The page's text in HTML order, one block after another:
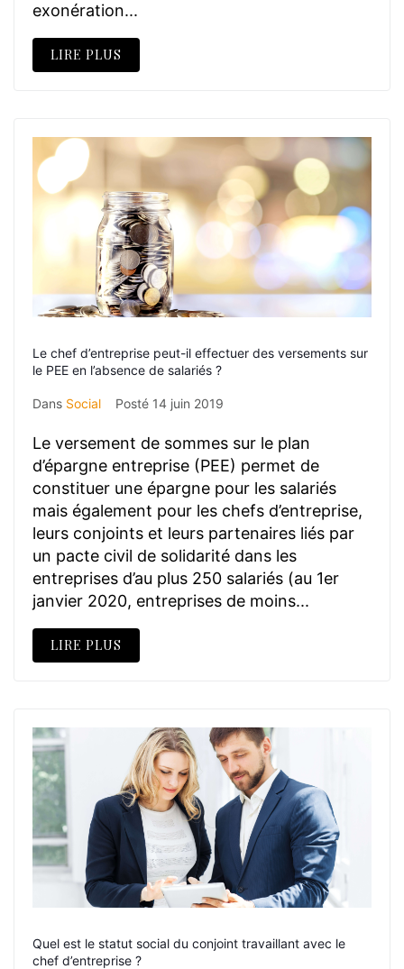
exonération...
LIRE PLUS
Le chef d’entreprise peut-il effectuer des versements sur
le PEE en l’absence de salariés ?
Dans Social Posté 14 juin 2019
Le versement de sommes sur le plan
d’épargne entreprise (PEE) permet de
constituer une épargne pour les salariés
mais également pour les chefs d’entreprise,
leurs conjoints et leurs partenaires liés par
un pacte civil de solidarité dans les
entreprises d’au plus 250 salariés (au 1er
janvier 2020, entreprises de moins...
LIRE PLUS
Quel est le statut social du conjoint travaillant avec le
chef d’entreprise ?